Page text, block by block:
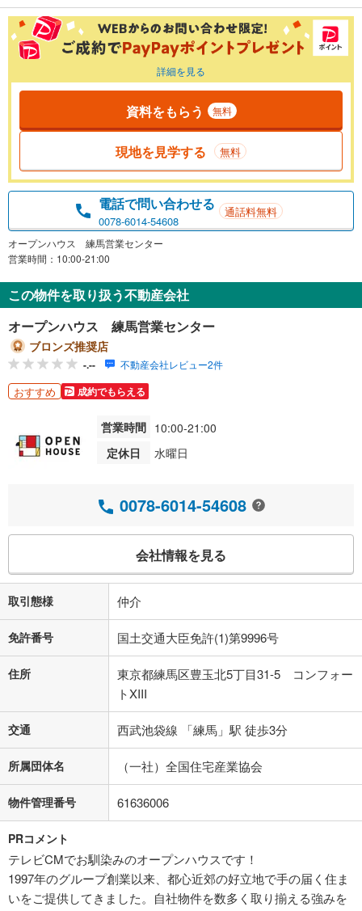
詳細を見る
資料をもらう 無料
現地を見学する 無料
電話で問い合わせる
0078-6014-54608
通話料無料
オープンハウス 練馬営業センター
営業時間：10:00-21:00
この物件を取り扱う不動産会社
オープンハウス 練馬営業センター
ブロンズ推奨店
-.-- 不動産会社レビュー2件
おすすめ 成約でもらえる
営業時間 10:00-21:00
定休日
水曜日
0078-6014-54608
会社情報を見る
取引態様 仲介
免許番号 国土交通大臣免許(1)第9996号
住所
東京都練馬区豊玉北5丁目31-5 コンフォー
トXIII
交通 西武池袋線 「練馬」駅 徒歩3分
所属団体名 （一社）全国住宅産業協会
物件管理番号 61636006
PRコメント
テレビCMでお馴染みのオープンハウスです！
1997年のグループ創業以来、都心近郊の好立地で手の届く住ま
いをご提供してきました。自社物件を数多く取り揃える強みを